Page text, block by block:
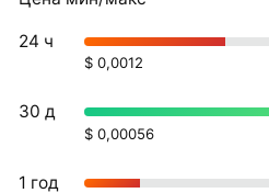
24 ч
$ 0,0012
30 д
$ 0,00056
1 год